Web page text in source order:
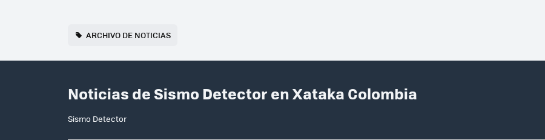
ARCHIVO DE NOTICIAS
Noticias de Sismo Detector en Xataka Colombia
Sismo Detector